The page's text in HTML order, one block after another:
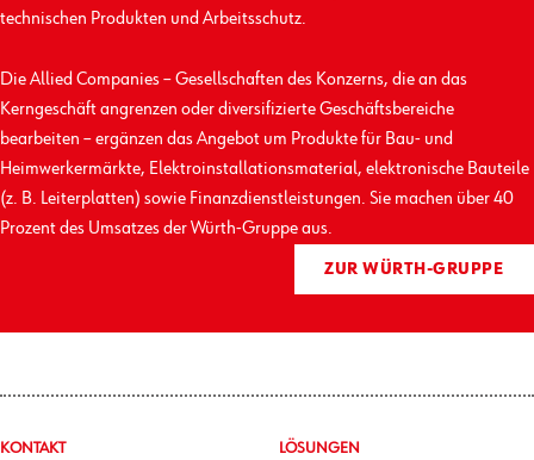
technischen Produkten und Arbeits­schutz.
Die Allied Companies – Gesellschaften des Konzerns, die an das
Kerngeschäft angrenzen oder diversifizierte Geschäfts­bereiche
bearbeiten – ergänzen das Angebot um Produkte für Bau- und
Heimwerkermärkte, Elektro­installations­material, elektronische Bauteile
(z. B. Leiterplatten) sowie Finanz­dienst­leistungen. Sie machen über 40
Prozent des Umsatzes der Würth-Gruppe aus.
ZUR WÜRTH-GRUPPE
KONTAKT LÖSUNGEN